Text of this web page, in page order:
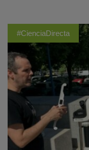
#CienciaDirecta